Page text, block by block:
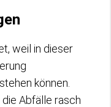
weil in dieser
können.
Abfälle rasch